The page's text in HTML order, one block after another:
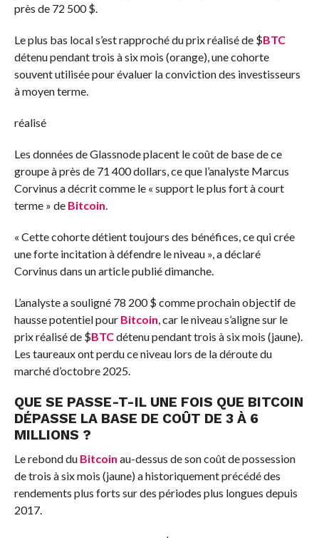
près de 72 500 $.
Le plus bas local s’est rapproché du prix réalisé de $BTC
détenu pendant trois à six mois (orange), une cohorte
souvent utilisée pour évaluer la conviction des investisseurs
à moyen terme.
réalisé
Les données de Glassnode placent le coût de base de ce
groupe à près de 71 400 dollars, ce que l’analyste Marcus
Corvinus a décrit comme le « support le plus fort à court
terme » de Bitcoin
« Cette cohorte détient toujours des bénéfices, ce qui crée
une forte incitation à défendre le niveau », a déclaré
Corvinus dans un article publié dimanche.
L’analyste a souligné 78 200 $ comme prochain objectif de
hausse potentiel pour Bitcoin , car le niveau s’aligne sur le
prix réalisé de $BTCdétenu pendant trois à six mois (jaune).
Les taureaux ont perdu ce niveau lors de la déroute du
marché d’octobre 2025.
QUE SE PASSE-T-IL UNE FOIS QUE BITCOIN
DÉPASSE LA BASE DE COÛT DE 3 À 6
MILLIONS ?
Le rebond du Bitcoin au-dessus de son coût de possession
de trois à six mois (jaune) a historiquement précédé des
rendements plus forts sur des périodes plus longues depuis
2017.